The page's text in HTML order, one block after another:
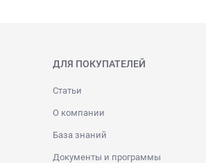
ДЛЯ ПОКУПАТЕЛЕЙ
Статьи
О компании
База знаний
Документы и программы